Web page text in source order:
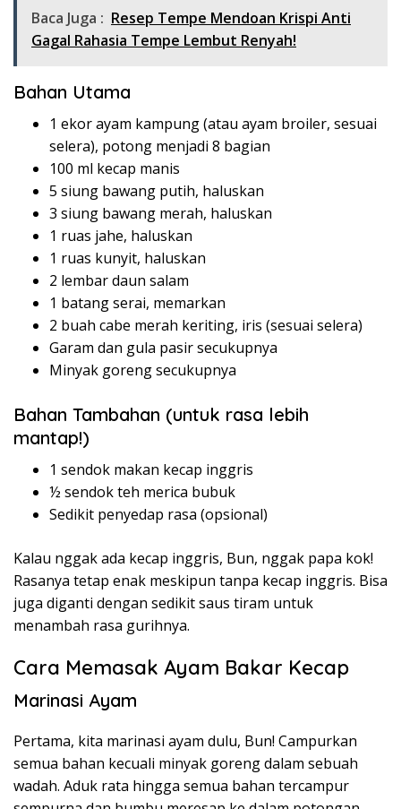
Baca Juga : Resep Tempe Mendoan Krispi Anti
Gagal Rahasia Tempe Lembut Renyah!
Bahan Utama
1 ekor ayam kampung (atau ayam broiler, sesuai
selera), potong menjadi 8 bagian
100 ml kecap manis
5 siung bawang putih, haluskan
3 siung bawang merah, haluskan
1 ruas jahe, haluskan
1 ruas kunyit, haluskan
2 lembar daun salam
1 batang serai, memarkan
2 buah cabe merah keriting, iris (sesuai selera)
Garam dan gula pasir secukupnya
Minyak goreng secukupnya
Bahan Tambahan (untuk rasa lebih
mantap!)
1 sendok makan kecap inggris
½ sendok teh merica bubuk
Sedikit penyedap rasa (opsional)
Kalau nggak ada kecap inggris, Bun, nggak papa kok!
Rasanya tetap enak meskipun tanpa kecap inggris. Bisa
juga diganti dengan sedikit saus tiram untuk
menambah rasa gurihnya.
Cara Memasak Ayam Bakar Kecap
Marinasi Ayam
Pertama, kita marinasi ayam dulu, Bun! Campurkan
semua bahan kecuali minyak goreng dalam sebuah
wadah. Aduk rata hingga semua bahan tercampur